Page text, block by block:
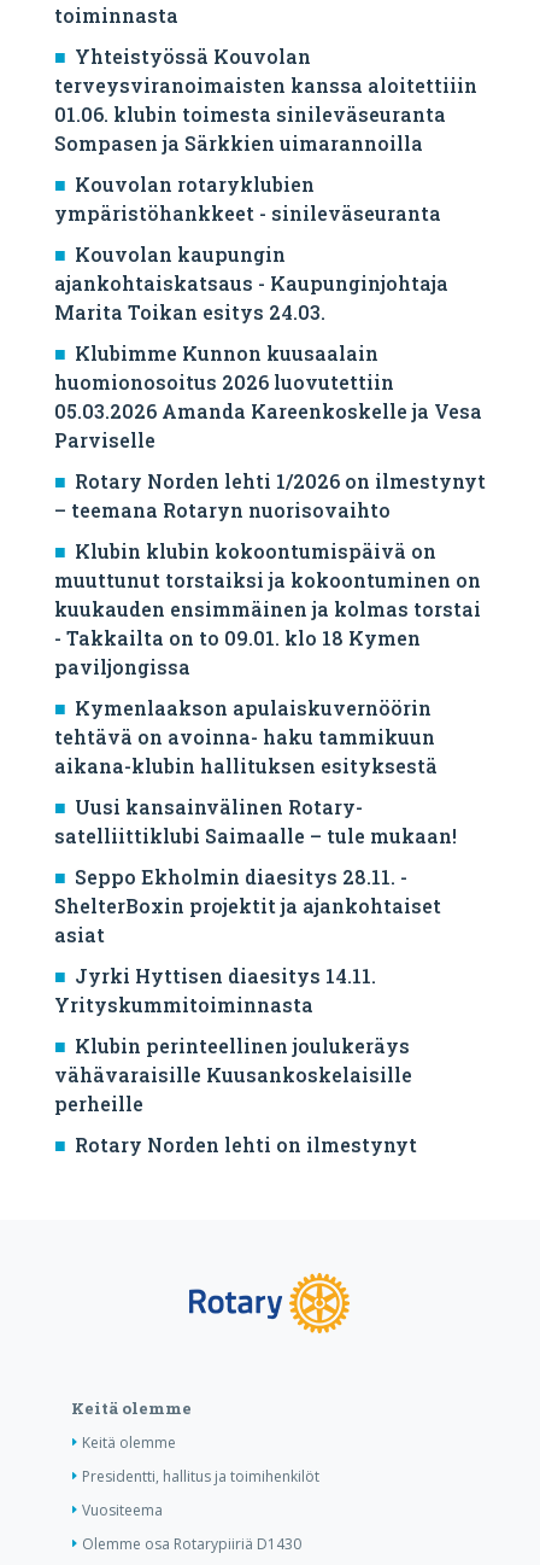
toiminnasta
Yhteistyössä Kouvolan
terveysviranoimaisten kanssa aloitettiiin
01.06. klubin toimesta sinileväseuranta
Sompasen ja Särkkien uimarannoilla
Kouvolan rotaryklubien
ympäristöhankkeet - sinileväseuranta
Kouvolan kaupungin
ajankohtaiskatsaus - Kaupunginjohtaja
Marita Toikan esitys 24.03.
Klubimme Kunnon kuusaalain
huomionosoitus 2026 luovutettiin
05.03.2026 Amanda Kareenkoskelle ja Vesa
Parviselle
​Rotary Norden lehti 1/2026 on ilmestynyt
– teemana Rotaryn nuorisovaihto
Klubin klubin kokoontumispäivä on
muuttunut torstaiksi ja kokoontuminen on
kuukauden ensimmäinen ja kolmas torstai
- Takkailta on to 09.01. klo 18 Kymen
paviljongissa
Kymenlaakson apulaiskuvernöörin
tehtävä on avoinna- haku tammikuun
aikana-klubin hallituksen esityksestä
Uusi kansainvälinen Rotary-
satelliittiklubi Saimaalle – tule mukaan!
Seppo Ekholmin diaesitys 28.11. -
ShelterBoxin projektit ja ajankohtaiset
asiat
Jyrki Hyttisen diaesitys 14.11.
Yrityskummitoiminnasta
Klubin perinteellinen joulukeräys
vähävaraisille Kuusankoskelaisille
perheille
Rotary Norden lehti on ilmestynyt
Keitä olemme
Keitä olemme
Presidentti, hallitus ja toimihenkilöt
Vuositeema
Olemme osa Rotarypiiriä D1430